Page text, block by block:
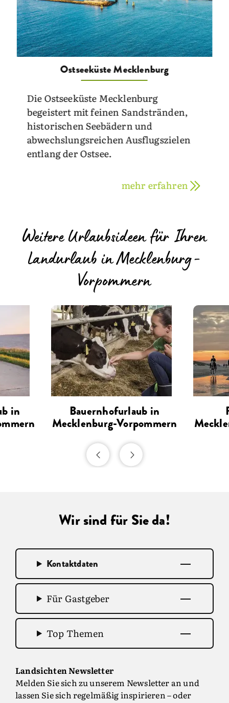
Ostseeküste Mecklenburg
Die Ostseeküste Mecklenburg
begeistert mit feinen Sandstränden,
historischen Seebädern und
abwechslungsreichen Ausflugszielen
entlang der Ostsee.
mehr erfahren
Weitere Urlaubsideen für Ihren
Landurlaub in Mecklenburg-
Vorpommern
in Bauernhofurlaub in
Mecklenburg-Vorpommern
Wir sind für Sie da!
Kontaktdaten
Für Gastgeber
Top Themen
Landsichten Newsletter
Melden Sie sich zu unserem Newsletter an und
lassen Sie sich regelmäßig inspirieren – oder